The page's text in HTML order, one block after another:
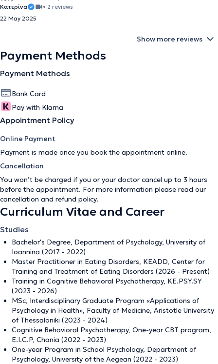
Κατερίνα
• 2 reviews
22 May 2025
Show more reviews
Payment Methods
Payment Methods
Bank Card
Pay with Klarna
Appointment Policy
Online Payment
Payment is made once you book the appointment online.
Cancellation
You won’t be charged if you or your doctor cancel up to 3 hours
before the appointment. For more information please read our
cancellation and refund policy.
Curriculum Vitae and Career
Studies
Bachelor's Degree, Department of Psychology, University of
Ioannina (2017 - 2022)
Master Practitioner in Eating Disorders, KEADD, Center for
Training and Treatment of Eating Disorders (2026 - Present)
Training in Cognitive Behavioral Psychotherapy, KE.PSY.SY
(2023 - 2026)
MSc, Interdisciplinary Graduate Program «Applications of
Psychology in Health», Faculty of Medicine, Aristotle University
of Thessaloniki (2023 - 2024)
Cognitive Behavioral Psychotherapy, One-year CBT program,
E.I.C.P, Chania (2022 - 2023)
One-year Program in School Psychology, Department of
Psychology, University of the Aegean (2022 - 2023)